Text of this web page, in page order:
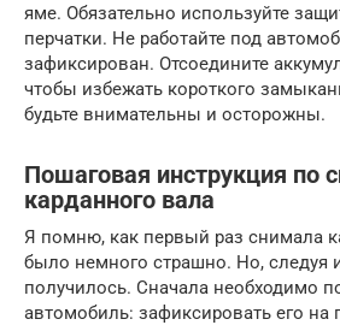
яме. Обязательно используйте
перчатки. Не работайте под
зафиксирован. Отсоедините
чтобы избежать короткого
будьте внимательны и осторожны.
Пошаговая инструкция по
карданного вала
Я помню, как первый раз снимала
было немного страшно. Но, следуя
получилось. Сначала необходимо
автомобиль: зафиксировать его на